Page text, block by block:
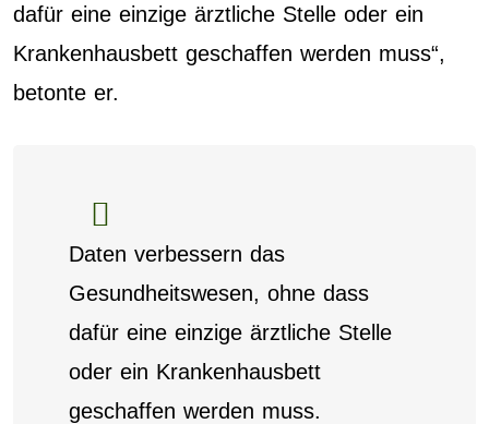
dafür eine einzige ärztliche Stelle oder ein
Krankenhausbett geschaffen werden muss“,
betonte er.
Daten verbessern das
Gesundheitswesen, ohne dass
dafür eine einzige ärztliche Stelle
oder ein Krankenhausbett
geschaffen werden muss.